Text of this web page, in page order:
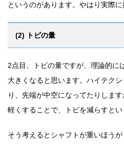
というのがあります。やはり実際
(2) トビの量
2点目、トビの量ですが、理論的に
大きくなると思います。ハイテク
り、先端が中空になってたりしま
軽くすることで、トビを減らすとい
そう考えるとシャフトが重いほうが